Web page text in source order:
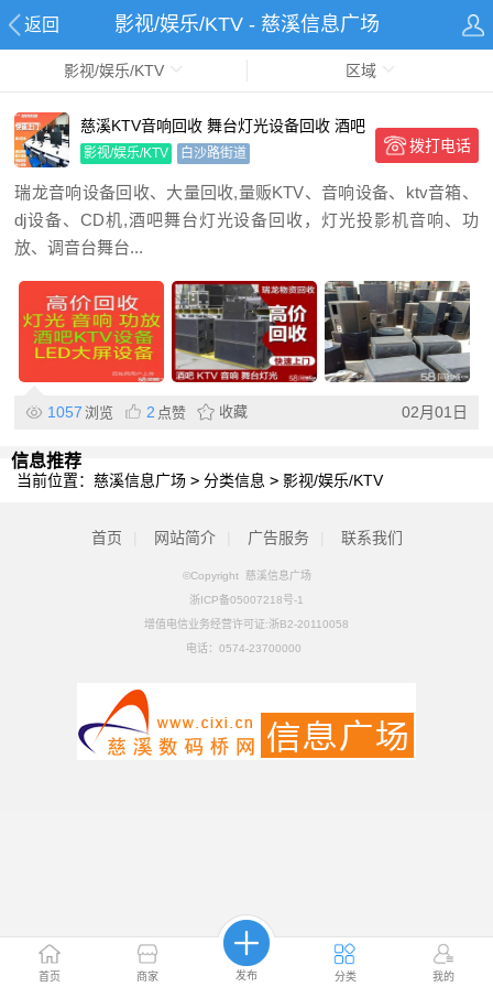
返回 影视/娱乐/KTV - 慈溪信息广场
首页 商家 发布 分类 我的
影视/娱乐/KTV 区域
慈溪KTV音响回收 舞台灯光设备回收 酒吧
音响设备回收 空调电器回收
影视/娱乐/KTV 白沙路街道 拨打电话
瑞龙音响设备回收、大量回收,量贩KTV、音响设备、ktv音箱、
dj设备、CD机,酒吧舞台灯光设备回收，灯光投影机音响、功
放、调音台舞台...
1057 浏览 2 点赞 收藏 02月01日
信息推荐
当前位置： 慈溪信息广场 > 分类信息 > 影视/娱乐/KTV
首页 网站简介 广告服务 联系我们
©Copyright 慈溪信息广场
浙ICP备05007218号-1
增值电信业务经营许可证:浙B2-20110058
电话： 0574-23700000